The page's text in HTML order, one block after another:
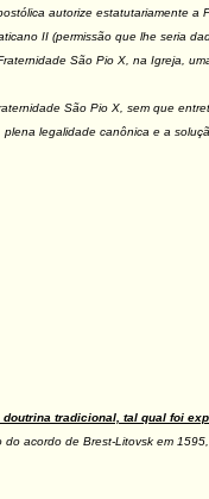
autorize estatutariamente a
II (permissão que lhe seria
São Pio X, na Igreja,
São Pio X, sem que
legalidade canônica e a
tradicional, tal qual foi
acordo de Brest-Litovsk em